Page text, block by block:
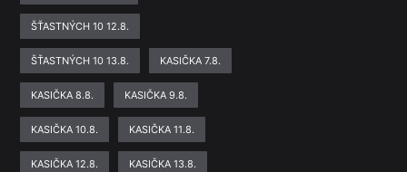
ŠŤASTNÝCH 10 12.8.
ŠŤASTNÝCH 10 13.8. KASIČKA 7.8.
KASIČKA 8.8. KASIČKA 9.8.
KASIČKA 10.8. KASIČKA 11.8.
KASIČKA 12.8. KASIČKA 13.8.